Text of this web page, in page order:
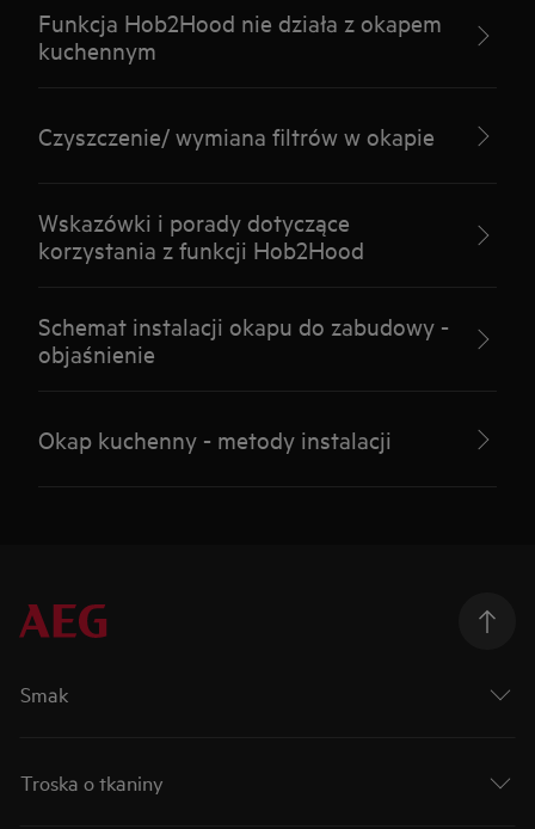
Funkcja Hob2Hood nie działa z okapem
kuchennym
Czyszczenie/ wymiana filtrów w okapie
Wskazówki i porady dotyczące
korzystania z funkcji Hob2Hood
Schemat instalacji okapu do zabudowy -
objaśnienie
Okap kuchenny - metody instalacji
Smak
Troska o tkaniny